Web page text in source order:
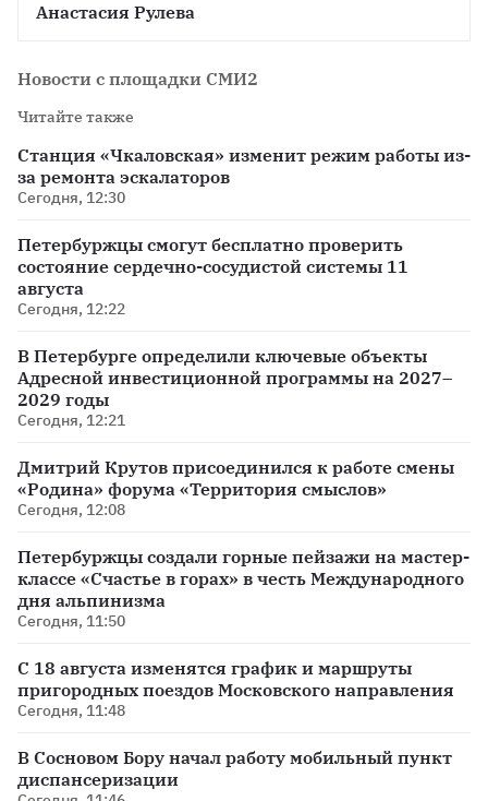
Анастасия Рулева
Новости с площадки СМИ2
Читайте также
Станция «Чкаловская» изменит режим работы из-
за ремонта эскалаторов
Сегодня, 12:30
Петербуржцы смогут бесплатно проверить
состояние сердечно-сосудистой системы 11
августа
Сегодня, 12:22
В Петербурге определили ключевые объекты
Адресной инвестиционной программы на 2027–
2029 годы
Сегодня, 12:21
Дмитрий Крутов присоединился к работе смены
«Родина» форума «Территория смыслов»
Сегодня, 12:08
Петербуржцы создали горные пейзажи на мастер-
классе «Счастье в горах» в честь Международного
дня альпинизма
Сегодня, 11:50
С 18 августа изменятся график и маршруты
пригородных поездов Московского направления
Сегодня, 11:48
В Сосновом Бору начал работу мобильный пункт
диспансеризации